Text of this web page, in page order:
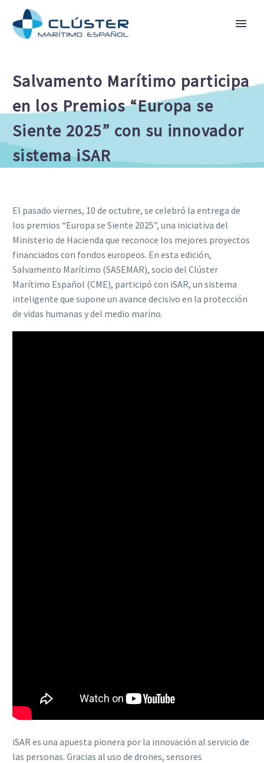
Salvamento Marítimo participa
en los Premios “Europa se
Siente 2025” con su innovador
sistema iSAR
El pasado viernes, 10 de octubre, se celebró la entrega de
los premios “Europa se Siente 2025”, una iniciativa del
Ministerio de Hacienda que reconoce los mejores proyectos
financiados con fondos europeos. En esta edición,
Salvamento Marítimo (SASEMAR), socio del Clúster
Marítimo Español (CME), participó con iSAR, un sistema
inteligente que supone un avance decisivo en la protección
de vidas humanas y del medio marino.
iSAR es una apuesta pionera por la innovación al servicio de
las personas. Gracias al uso de drones, sensores